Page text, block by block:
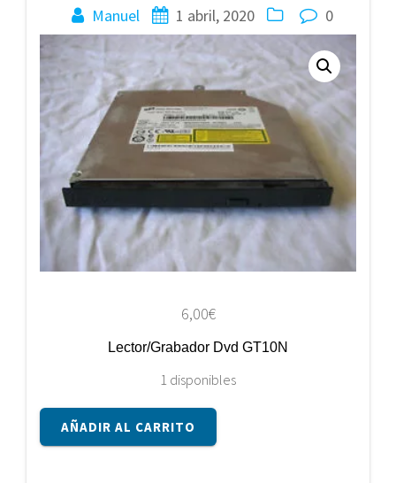
Manuel 1 abril, 2020 0
6,00€
Lector/Grabador Dvd GT10N
1 disponibles
Lector/Grabador
Dvd
AÑADIR AL CARRITO
entradas